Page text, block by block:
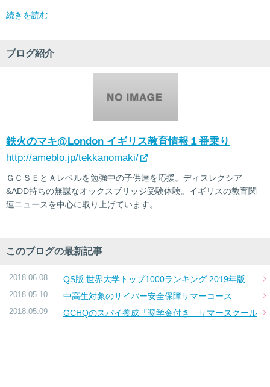
続きを読む
ブログ紹介
鉄火のマキ@London イギリス教育情報１番乗り
http://ameblo.jp/tekkanomaki/
ＧＣＳＥとＡレベルを勉強中の子供達を応援。ディスレクシア
&ADD持ちの無謀なオックスブリッジ受験体験。イギリスの教育関
連ニュースを中心に取り上げています。
このブログの最新記事
2018.06.08 QS版 世界大学トップ1000ランキング 2019年版
2018.05.10 中高生対象のサイバー安全保障サマーコース
2018.05.09 GCHQのスパイ養成「奨学金付き」サマースクール